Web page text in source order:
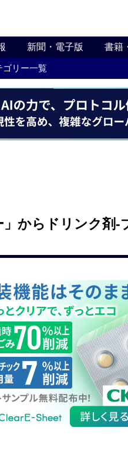
新聞・電子版 書籍
ゴリー一覧
」からドリンク剤